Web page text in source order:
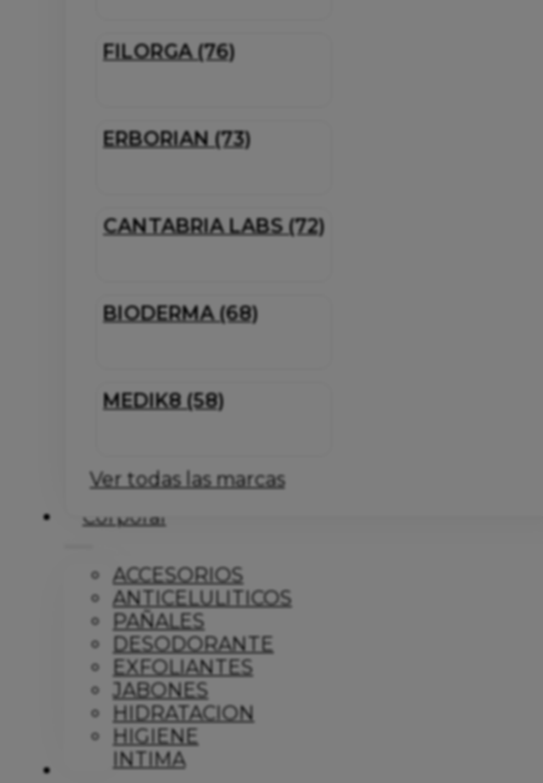
FILORGA (76)
ERBORIAN (73)
CANTABRIA LABS (72)
BIODERMA (68)
MEDIK8 (58)
Ver todas las marcas
Corporal
ACCESORIOS
ANTICELULITICOS
PAÑALES
DESODORANTE
EXFOLIANTES
JABONES
HIDRATACION
HIGIENE
INTIMA
Dermo